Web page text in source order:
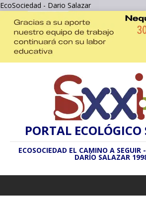
EcoSociedad - Dario Salazar
PORTAL
ECOSOCIEDAD EL CAMINO A SEGUIR
DARÍO SALAZAR